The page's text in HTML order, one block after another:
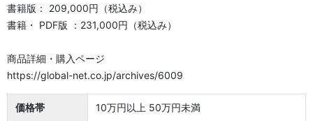
書籍版： 209,000円（税込み）
書籍・ PDF版 ：231,000円（税込み）
商品詳細・購入ページ
https://global-net.co.jp/archives/6009
価格帯 10万円以上 50万円未満